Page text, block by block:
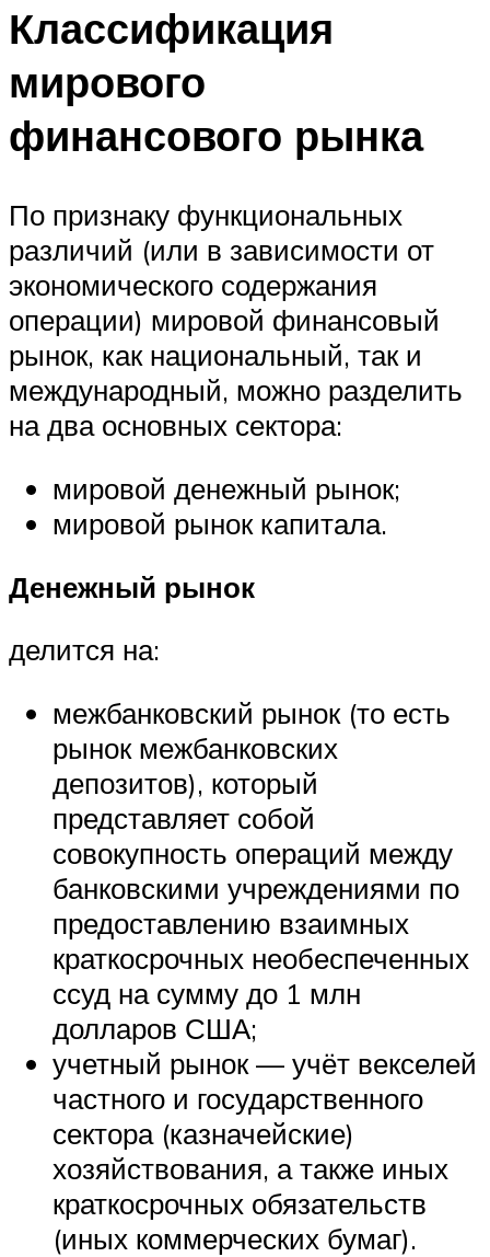
Классификация
мирового
финансового рынка
По признаку функциональных
различий (или в зависимости от
экономического содержания
операции) мировой финансовый
рынок, как национальный, так и
международный, можно разделить
на два основных сектора:
мировой денежный рынок;
мировой рынок капитала.
Денежный рынок
делится на:
межбанковский рынок (то есть
рынок межбанковских
депозитов), который
представляет собой
совокупность операций между
банковскими учреждениями по
предоставлению взаимных
краткосрочных необеспеченных
ссуд на сумму до 1 млн
долларов США;
учетный рынок — учёт векселей
частного и государственного
сектора (казначейские)
хозяйствования, а также иных
краткосрочных обязательств
(иных коммерческих бумаг).